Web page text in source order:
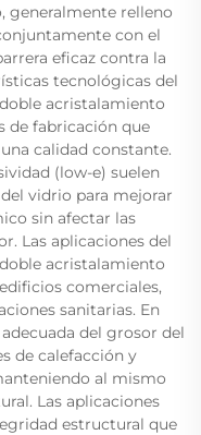
generalmente relleno
con el
eficaz contra la
tecnológicas del
acristalamiento
de fabricación que
calidad constante.
(low-e) suelen
vidrio para mejorar
sin afectar las
Las aplicaciones del
acristalamiento
comerciales,
sanitarias. En
del grosor del
de calefacción y
al mismo
Las aplicaciones
estructural que